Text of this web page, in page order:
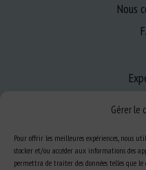
Gérer le
Pour offrir les meilleures expériences, nous
stocker et/ou accéder aux informations des
permettra de traiter des données telles que
Nous